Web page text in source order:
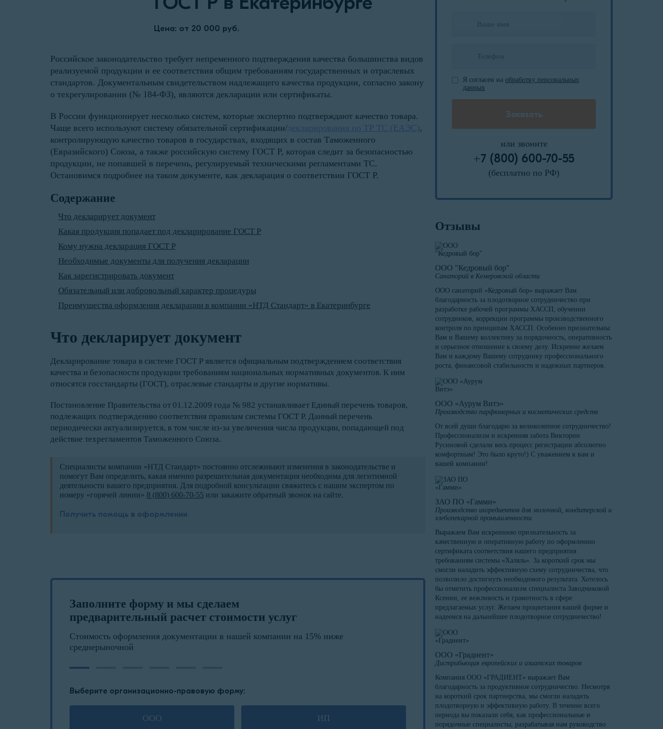
Цена: от 20 000 руб.
Российское законодательство требует непременного подтверждения качества большинства видов
реализуемой продукции и ее соответствия общим требованиям государственных и отраслевых
стандартов. Документальным свидетельством надлежащего качества продукции, согласно закону
о техрегулировании (№ 184-ФЗ), являются декларации или сертификаты.
В России функционирует несколько систем, которые экспертно подтверждают качество товара.
Чаще всего используют систему обязательной сертификации/декларирования по ТР ТС (ЕАЭС),
контролирующую качество товаров в государствах, входящих в состав Таможенного
(Евразийского) Союза, а также российскую систему ГОСТ Р, которая следит за безопасностью
продукции, не попавшей в перечень, регулируемый техническими регламентами ТС.
Остановимся подробнее на таком документе, как декларация о соответствии ГОСТ Р.
Содержание
Что декларирует документ
Какая продукция попадает под декларирование ГОСТ Р
Кому нужна декларация ГОСТ Р
Необходимые документы для получения декларации
Как зарегистрировать документ
Обязательный или добровольный характер процедуры
Преимущества оформления декларации в компании «НТД Стандарт» в Екатеринбурге
Что декларирует документ
Декларирование товара в системе ГОСТ Р является официальным подтверждением соответствия
качества и безопасности продукции требованиям национальных нормативных документов. К ним
относятся госстандарты (ГОСТ), отраслевые стандарты и другие нормативы.
Постановление Правительства от 01.12.2009 года № 982 устанавливает Единый перечень товаров,
подлежащих подтверждению соответствия правилам системы ГОСТ Р. Данный перечень
периодически актуализируется, в том числе из-за увеличения числа продукции, попадающей под
действие техрегламентов Таможенного Союза.
Специалисты компании «НТД Стандарт» постоянно отслеживают изменения в законодательстве и
помогут Вам определить, какая именно разрешительная документация необходима для легитимной
деятельности вашего предприятия. Для подробной консультации свяжитесь с нашим экспертом по
номеру «горячей линии» 8 (800) 600-70-55 или закажите обратный звонок на сайте.
Получить помощь в оформлении
Заполните форму и мы сделаем
предварительный расчет стоимости услуг
Стоимость оформления документации в нашей компании на 15% ниже
среднерыночной
Выберите организационно-правовую форму:
ООО ИП
Я согласен на обработку персональных
данных
или звоните
+7 (800) 600-70-55
(бесплатно по РФ)
Отзывы
ООО "Кедровый бор"
Санаторий в Кемеровской области
ООО санаторий «Кедровый бор» выражает Вам
благодарность за плодотворное сотрудничество при
разработке рабочей программы ХАССП, обучении
сотрудников, коррекции программы производственного
контроля по принципам ХАССП. Особенно признательны
Вам и Вашему коллективу за порядочность, оперативность
и серьезное отношение к своему делу. Искренне желаем
Вам и каждому Вашему сотруднику профессионального
роста, финансовой стабильности и надежных партнеров.
ООО «Аурум Витэ»
Производство парфюмерных и косметических средств
От всей души благодарю за великолепное сотрудничество!
Профессионализм и искренняя забота Виктории
Русиновой сделали весь процесс регистрации абсолютно
комфортным! Это было круто!) С уважением к вам и
вашей компании!
ЗАО ПО «Гамми»
Производство ингредиентов для молочной, кондитерской и
хлебопекарной промышленности
Выражаем Вам искреннюю признательность за
качественную и оперативную работу по оформлению
сертификата соответствия нашего предприятия
требованиям системы «Халяль». За короткий срок мы
смогли наладить эффективную схему сотрудничества, что
позволило достигнуть необходимого результата. Хотелось
бы отметить профессионализм специалиста Заводчиковой
Ксении, ее вежливость и грамотность в сфере
предлагаемых услуг. Желаем процветания вашей фирме и
надеемся на дальнейшее плодотворное сотрудничество!
ООО «Градиент»
Дистрибьюция европейских и азиатских товаров
Компания ООО «ГРАДИЕНТ» выражает Вам
благодарность за продуктивное сотрудничество. Несмотря
на короткий срок партнерства, мы смогли наладить
плодотворную и эффективную работу. В течение всего
периода вы показали себя, как профессиональные и
порядочные специалисты, разрабатывая нам руководство